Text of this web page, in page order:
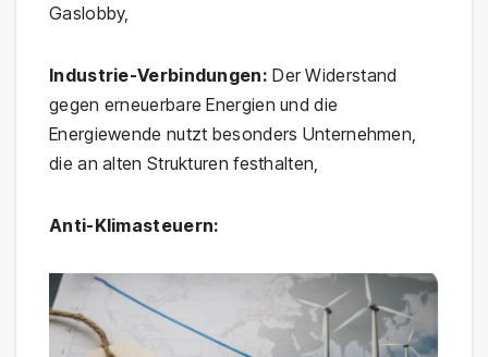
Gaslobby,
Industrie-Verbindungen: Der Widerstand
gegen erneuerbare Energien und die
Energiewende nutzt besonders Unternehmen,
die an alten Strukturen festhalten,
Anti-Klimasteuern: